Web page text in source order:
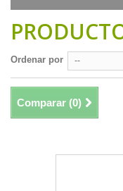
Ordenar por --
Comparar (0)